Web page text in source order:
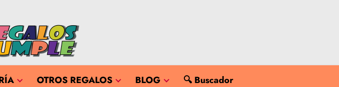
OTROS REGALOS BLOG 🔍 Buscador